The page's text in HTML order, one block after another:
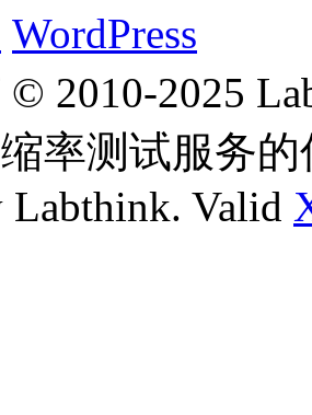
WordPress
© 2010-2025
率测试服务
Labthink. Valid